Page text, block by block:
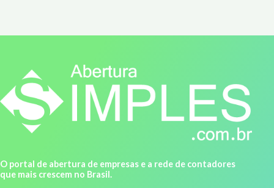
O portal de abertura de empresas e a rede de contadores
que mais crescem no Brasil.